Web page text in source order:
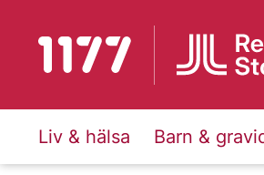
Till startsidan för 1177
Liv & hälsa Barn &